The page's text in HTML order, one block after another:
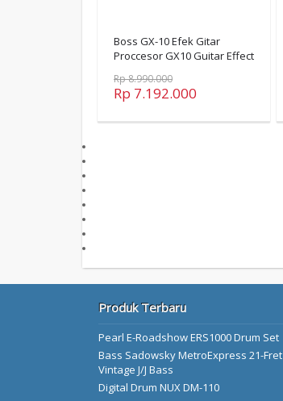
Boss GX-10 Efek Gitar
Proccesor GX10 Guitar Effect
Rp 8.990.000
Rp 7.192.000
Produk Terbaru
Pearl E-Roadshow ERS1000 Drum Set
Bass Sadowsky MetroExpress 21-Fret
Vintage J/J Bass
Digital Drum NUX DM-110